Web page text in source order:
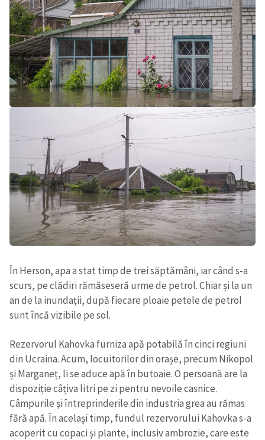
Trimite o informație
in English
на русском
În Herson, apa a stat timp de trei săptămâni, iar când s-a
scurs, pe clădiri rămăseseră urme de petrol. Chiar și la un
an de la inundații, după fiecare ploaie petele de petrol
sunt încă vizibile pe sol.
Rezervorul Kahovka furniza apă potabilă în cinci regiuni
din Ucraina. Acum, locuitorilor din orașe, precum Nikopol
și Marganeț, li se aduce apă în butoaie. O persoană are la
dispoziție câțiva litri pe zi pentru nevoile casnice.
Câmpurile și întreprinderile din industria grea au rămas
fără apă. În același timp, fundul rezervorului Kahovka s-a
acoperit cu copaci și plante, inclusiv ambrozie, care este